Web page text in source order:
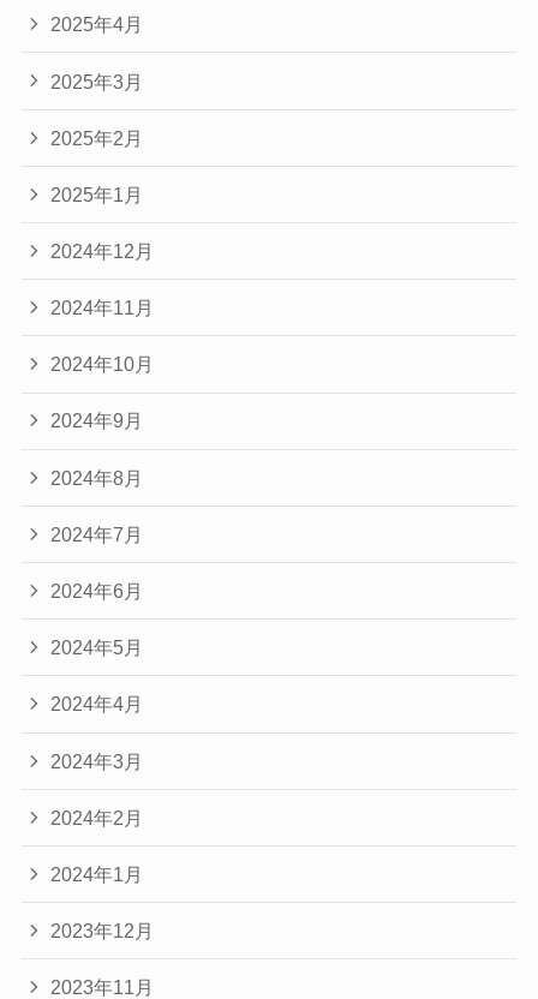
2025年4月
2025年3月
2025年2月
2025年1月
2024年12月
2024年11月
2024年10月
2024年9月
2024年8月
2024年7月
2024年6月
2024年5月
2024年4月
2024年3月
2024年2月
2024年1月
2023年12月
2023年11月